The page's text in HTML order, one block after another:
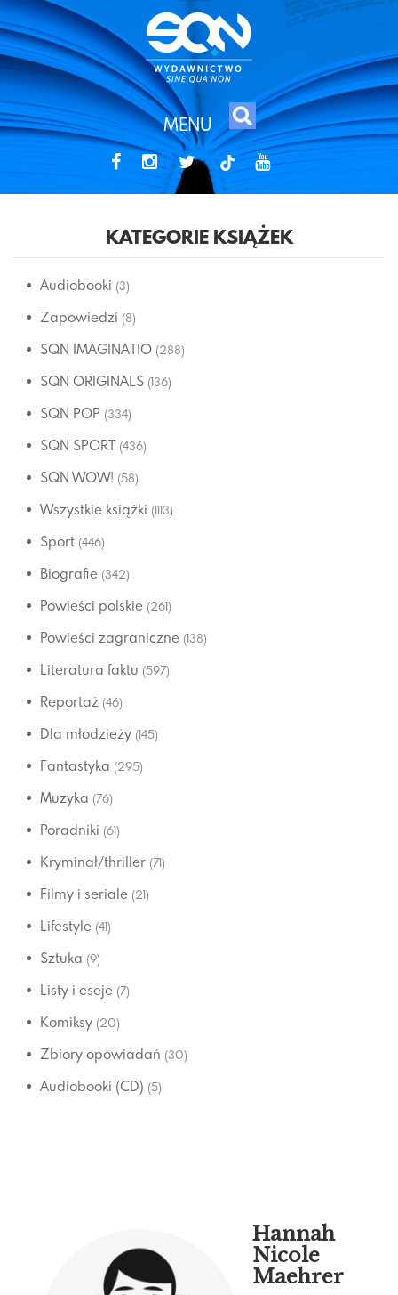
MENU
tiktok
KATEGORIE KSIĄŻEK
Audiobooki (3)
Zapowiedzi (8)
SQN IMAGINATIO (288)
SQN ORIGINALS (136)
SQN POP (334)
SQN SPORT (436)
SQN WOW! (58)
Wszystkie książki (1113)
Sport (446)
Biografie (342)
Powieści polskie (261)
Powieści zagraniczne (138)
Literatura faktu (597)
Reportaż (46)
Dla młodzieży (145)
Fantastyka (295)
Muzyka (76)
Poradniki (61)
Kryminał/thriller (71)
Filmy i seriale (21)
Lifestyle (41)
Sztuka (9)
Listy i eseje (7)
Komiksy (20)
Zbiory opowiadań (30)
Audiobooki (CD) (5)
Hannah
Nicole
Maehrer